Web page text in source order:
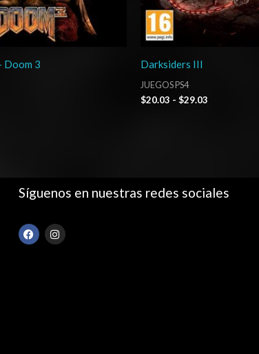
Doom 3 Darksiders III
JUEGOS PS4
$20.03 - $29.03
Síguenos en nuestras redes sociales
F
a
I
n